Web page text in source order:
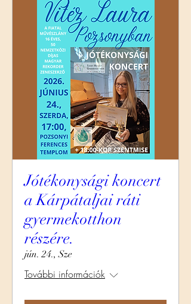
Jótékonysági koncert
a Kárpátaljai ráti
gyermekotthon
részére.
jún. 24., Sze
További információk